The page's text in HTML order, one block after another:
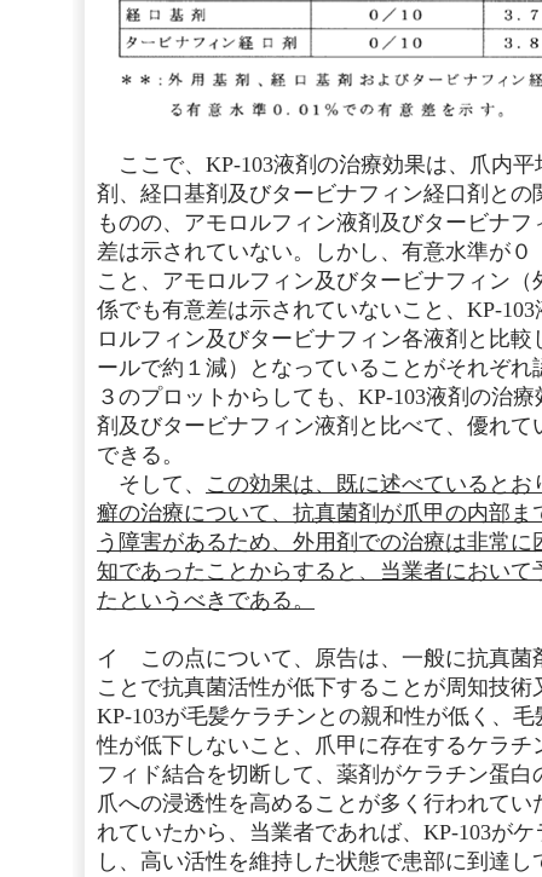
ここで、KP-103液剤の治療効果は、爪内
剤、経口基剤及びタービナフィン経口剤と
ものの、アモロルフィン液剤及びタービナ
差は示されていない。しかし、有意水準が
こと、アモロルフィン及びタービナフィン
係でも有意差は示されていないこと、KP-
ロルフィン及びタービナフィン各液剤と比
ールで約１減）となっていることがそれぞ
３のプロットからしても、KP-103液剤の治
剤及びタービナフィン液剤と比べて、優れ
できる。
そして、 この効果は、既に述べていると
癬の治療について、抗真菌剤が爪甲の内部
う障害があるため、外用剤での治療は非常
知であったことからすると、当業者におい
たというべきである。
イ この点について、原告は、一般に抗真菌
ことで抗真菌活性が低下することが周知技
KP-103が毛髪ケラチンとの親和性が低く、
性が低下しないこと、爪甲に存在するケラ
フィド結合を切断して、薬剤がケラチン蛋
爪への浸透性を高めることが多く行われて
れていたから、当業者であれば、KP-103が
し、高い活性を維持した状態で患部に到達